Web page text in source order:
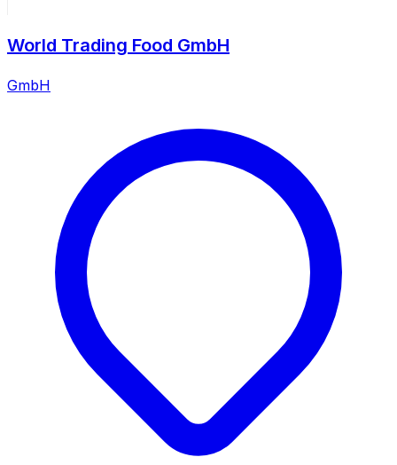
World Trading Food GmbH
GmbH